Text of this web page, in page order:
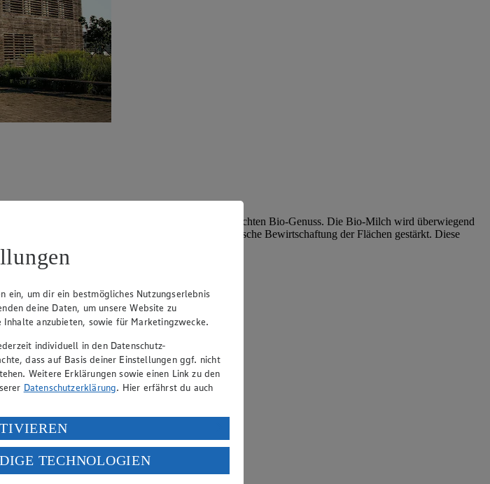
für Nachhaltigkeit, Transparenz und unverfälschten Bio-Genuss. Die Bio-Milch wird überwiegend
regionale Infrastruktur unterstützt und die ökologische Bewirtschaftung der Flächen gestärkt. Diese
verbandszertifizierter Bio-Qualität.
ein, um dir ein bestmögliches Nutzungserlebnis
deine Daten, um unsere Website zu
anzubieten, sowie für Marketingzwecke.
individuell in den Datenschutz-
dass auf Basis deiner Einstellungen ggf. nicht
Weitere Erklärungen sowie einen Link zu den
Datenschutzerklärung. Hier erfährst du auch
in den USA durch Facebook und YouTube:
im Sinne des Art. 49 Abs. 1 Satz 1 lit. a) DSGVO
werden. Der EuGH sieht die USA als Land mit
Datenschutzniveau an. Es besteht das
TECHNOLOGIEN